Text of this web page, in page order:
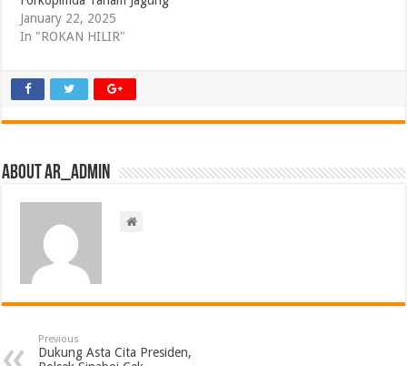
January 22, 2025
In "ROKAN HILIR"
About ar_admin
Previous
Dukung Asta Cita Presiden,